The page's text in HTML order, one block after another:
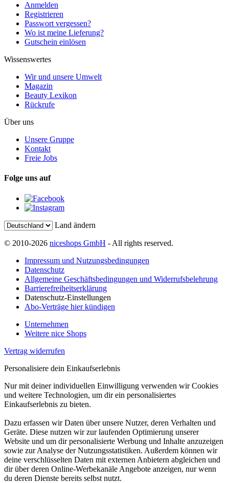
Anmelden
Registrieren
Passwort vergessen?
Wo ist meine Lieferung?
Gutschein einlösen
Wissenswertes
Wir und unsere Umwelt
Magazin
Beauty Lexikon
Rückrufe
Über uns
Unsere Gruppe
Kontakt
Freie Jobs
Folge uns auf
Land ändern
© 2010-2026 niceshops GmbH - All rights reserved.
Impressum und Nutzungsbedingungen
Datenschutz
Allgemeine Geschäftsbedingungen und Widerrufsbelehrung
Barrierefreiheitserklärung
Datenschutz-Einstellungen
Abo-Verträge hier kündigen
Unternehmen
Weitere nice Shops
Vertrag widerrufen
Personalisiere dein Einkaufserlebnis
Nur mit deiner individuellen Einwilligung verwenden wir Cookies
und weitere Technologien, um dir ein personalisiertes
Einkaufserlebnis zu bieten.
Dazu erfassen wir Daten über unsere Nutzer, deren Verhalten und
Geräte. Diese nutzen wir zur laufenden Optimierung unserer
Website und um dir personalisierte Werbung und Inhalte anzuzeigen
sowie zur Analyse der Nutzungsstatistiken. Außerdem können wir
deine verschlüsselten Daten mit externen Anbietern abgleichen und
dir über deren Online-Werbekanäle Angebote anzeigen, nur wenn
du deren Dienste bereits selbst nutzt.